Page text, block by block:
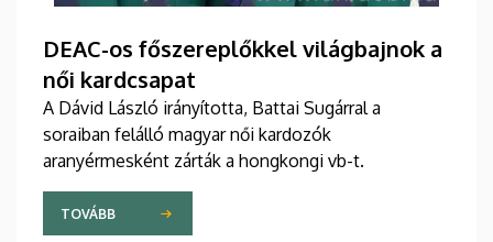
DEAC-os főszereplőkkel világbajnok a
női kardcsapat
A Dávid László irányította, Battai Sugárral a
soraiban felálló magyar női kardozók
aranyérmesként zárták a hongkongi vb-t.
TOVÁBB